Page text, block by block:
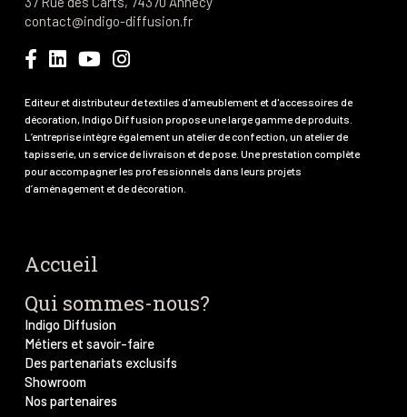
contact@indigo-diffusion.fr
Editeur et distributeur de textiles d'ameublement et d'accessoires de
décoration, Indigo Diffusion propose une large gamme de produits.
L’entreprise intègre également un atelier de confection, un atelier de
tapisserie, un service de livraison et de pose. Une prestation complète
pour accompagner les professionnels dans leurs projets
d’aménagement et de décoration.
Accueil
Qui sommes-nous?
Indigo Diffusion
Métiers et savoir-faire
Des partenariats exclusifs
Showroom
Nos partenaires